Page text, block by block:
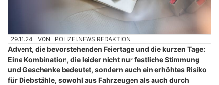
29.11.24 VON POLIZEI.NEWS REDAKTION
Advent, die bevorstehenden Feiertage und die kurzen Tage:
Eine Kombination, die leider nicht nur festliche Stimmung
und Geschenke bedeutet, sondern auch ein erhöhtes Risiko
für Diebstähle, sowohl aus Fahrzeugen als auch durch